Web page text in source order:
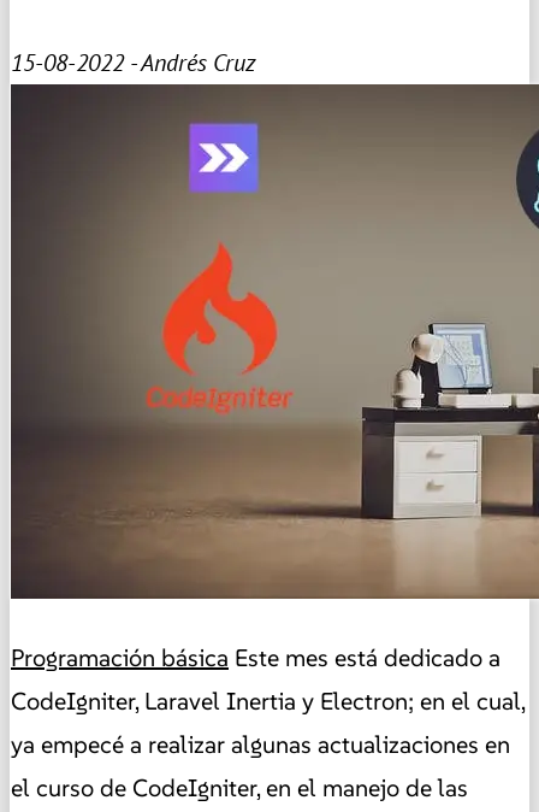
15-08-2022 - Andrés Cruz
Programación básica Este mes está dedicado a
CodeIgniter, Laravel Inertia y Electron; en el cual,
ya empecé a realizar algunas actualizaciones en
el curso de CodeIgniter, en el manejo de las